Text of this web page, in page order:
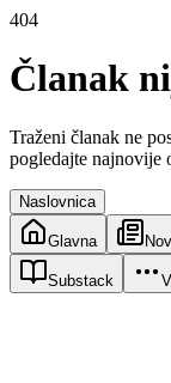
404
Članak
Traženi članak ne
pogledajte najnovije
Naslovnica
Glavna
Substack